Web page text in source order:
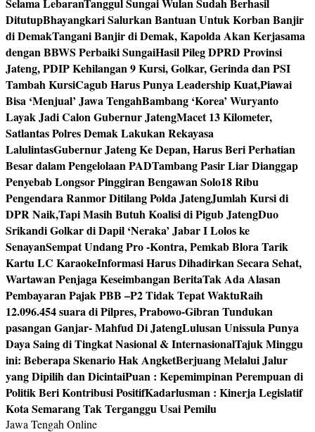
DitutupBhayangkari Salurkan Bantuan Untuk Korban Banjir
di DemakTangani Banjir di Demak, Kapolda Akan Kerjasama
dengan BBWS Perbaiki SungaiHasil Pileg DPRD Provinsi
Jateng, PDIP Kehilangan 9 Kursi, Golkar, Gerinda dan PSI
Tambah KursiCagub Harus Punya Leadership Kuat,Piawai
Bisa ‘Menjual’ Jawa TengahBambang ‘Korea’ Wuryanto
Layak Jadi Calon Gubernur JatengMacet 13 Kilometer,
Satlantas Polres Demak Lakukan Rekayasa
LalulintasGubernur Jateng Ke Depan, Harus Beri Perhatian
Besar dalam Pengelolaan PADTambang Pasir Liar Dianggap
Penyebab Longsor Pinggiran Bengawan Solo18 Ribu
Pengendara Ranmor Ditilang Polda JatengJumlah Kursi di
DPR Naik,Tapi Masih Butuh Koalisi di Pigub JatengDuo
Srikandi Golkar di Dapil ‘Neraka’ Jabar I Lolos ke
SenayanSempat Undang Pro -Kontra, Pemkab Blora Tarik
Kartu LC KaraokeInformasi Harus Dihadirkan Secara Sehat,
Wartawan Penjaga Keseimbangan BeritaTak Ada Alasan
Pembayaran Pajak PBB –P2 Tidak Tepat WaktuRaih
12.096.454 suara di Pilpres, Prabowo-Gibran Tundukan
pasangan Ganjar- Mahfud Di JatengLulusan Unissula Punya
Daya Saing di Tingkat Nasional & InternasionalTajuk Minggu
ini: Beberapa Skenario Hak AngketBerjuang Melalui Jalur
yang Dipilih dan DicintaiPuan : Kepemimpinan Perempuan di
Politik Beri Kontribusi PositifKadarlusman : Kinerja Legislatif
Kota Semarang Tak Terganggu Usai Pemilu
Jawa Tengah Online